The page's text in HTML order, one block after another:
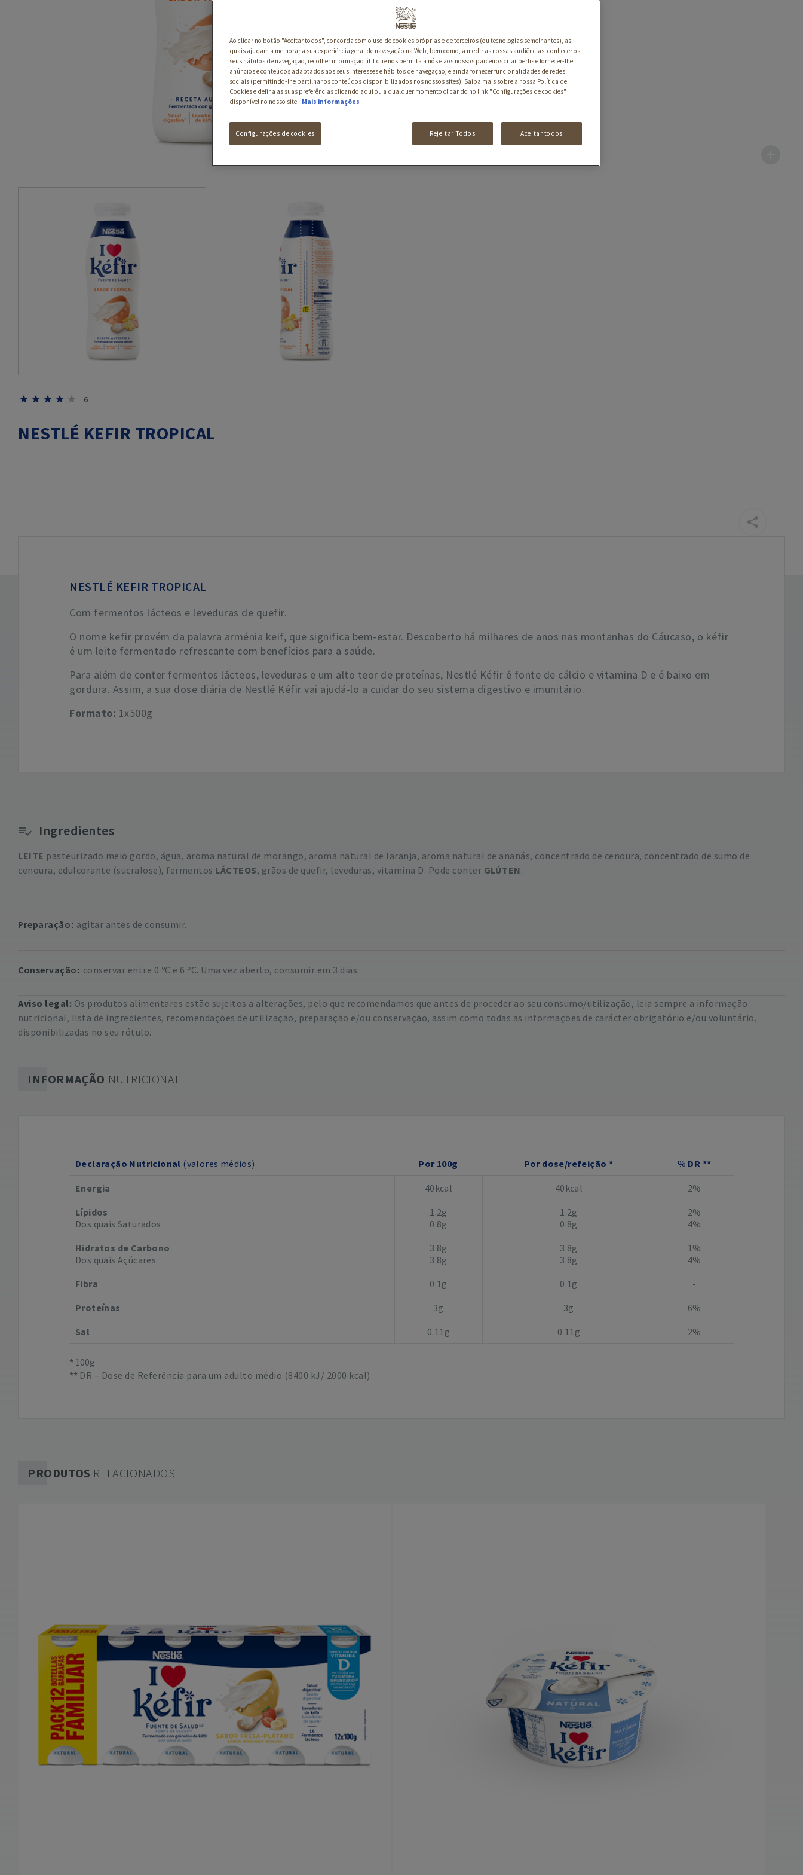
6
NESTLÉ KEFIR TROPICAL
NESTLÉ KEFIR TROPICAL
Com fermentos lácteos e leveduras de quefir.
O nome kefir provém da palavra arménia keif, que significa bem-estar. Descoberto há milhares de anos nas montanhas do Cáucaso, o kéfir
é um leite fermentado refrescante com benefícios para a saúde.
Para além de conter fermentos lácteos, leveduras e um alto teor de proteínas, Nestlé Kéfir é fonte de cálcio e vitamina D e é baixo em
gordura. Assim, a sua dose diária de Nestlé Kéfir vai ajudá-lo a cuidar do seu sistema digestivo e imunitário.
Formato: 1x500g
Ingredientes
LEITE pasteurizado meio gordo, água, aroma natural de morango, aroma natural de laranja, aroma natural de ananás, concentrado de cenoura, concentrado de sumo de
cenoura, edulcorante (sucralose), fermentos LÁCTEOS, grãos de quefir, leveduras, vitamina D. Pode conter GLÚTEN .
Preparação agitar antes de consumir.
Conservação conservar entre 0 ºC e 6 ºC. Uma vez aberto, consumir em 3 dias.
Aviso legal: Os produtos alimentares estão sujeitos a alterações, pelo que recomendamos que antes de proceder ao seu consumo/utilização, leia sempre a informação
nutricional, lista de ingredientes, recomendações de utilização, preparação e/ou conservação, assim como todas as informações de carácter obrigatório e/ou voluntário,
disponibilizadas no seu rótulo.
INFORMAÇÃO NUTRICIONAL
Declaração Nutricional (valores médios) Por 100g Por dose/refeição * % DR **
Energia 40kcal 40kcal
2%
Lípidos
Dos quais Saturados
1.2g
0.8g
1.2g
0.8g
2%
4%
Hidratos de Carbono
Dos quais Açúcares
3.8g
3.8g
3.8g
3.8g
1%
4%
Fibra
0.1g 0.1g
-
Proteínas
3g 3g
6%
Sal
0.11g 0.11g 2%
100g
DR – Dose de Referência para um adulto médio (8400 kJ/ 2000 kcal)
PRODUTOS RELACIONADOS
Ao clicar no botão "Aceitar todos", concorda com o uso de cookies próprias e de terceiros (ou tecnologias semelhantes), as
quais ajudam a melhorar a sua experiência geral de navegação na Web, bem como, a medir as nossas audiências, conhecer os
seus hábitos de navegação, recolher informação útil que nos permita a nós e aos nossos parceiros criar perfis e fornecer-lhe
anúncios e conteúdos adaptados aos seus interesses e hábitos de navegação, e ainda fornecer funcionalidades de redes
sociais (permitindo-lhe partilhar os conteúdos disponibilizados nos nossos sites). Saiba mais sobre a nossa Política de
Cookies e defina as suas preferências clicando aqui ou a qualquer momento clicando no link "Configurações de cookies"
disponível no nosso site. Mais informações
Rejeitar Todos Aceitar todos
Configurações de cookies